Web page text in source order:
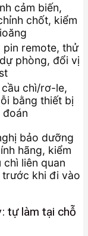
cảm biến,
chốt, kiểm
pin remote, thử
phòng, đổi vị
cầu chì/rơ-le,
bằng thiết bị
đoán
bảo dưỡng
hãng, kiểm
liên quan
trước khi đi vào
tự làm tại chỗ